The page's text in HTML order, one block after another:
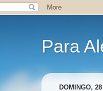
Para
DOMINGO,